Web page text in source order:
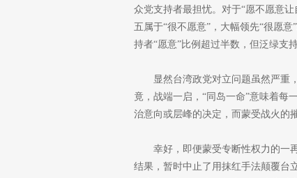
众党支持者最担忧。对于“愿不愿意
五属于“很不愿意”，大幅领先“很愿
持者“愿意”比例超过半数，但泛绿支
显然台湾政党对立问题虽然严重
竟，战端一启，“同岛一命”意味着每
治意向或层峰的决定，而蒙受战火的摧
幸好，即便蒙受专断性权力的一
结果，暂时中止了用抹红手法颠覆台